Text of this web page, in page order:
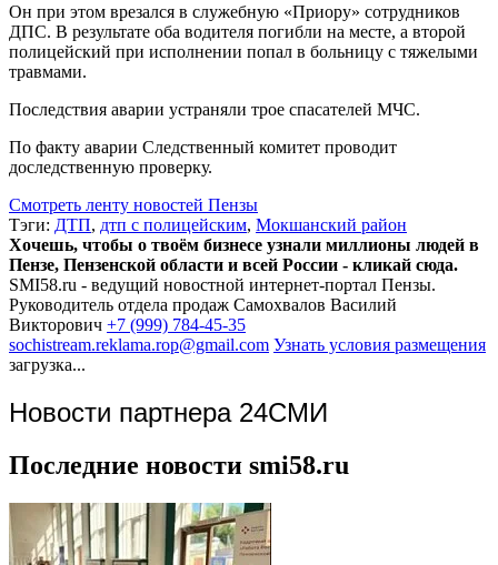
Он при этом врезался в служебную «Приору» сотрудников
ДПС. В результате оба водителя погибли на месте, а второй
полицейский при исполнении попал в больницу с тяжелыми
травмами.
Последствия аварии устраняли трое спасателей МЧС.
По факту аварии Следственный комитет проводит
доследственную проверку.
Смотреть ленту новостей Пензы
Тэги: ДТП, дтп с полицейским, Мокшанский район
Хочешь, чтобы о твоём бизнесе узнали миллионы людей в
Пензе, Пензенской области и всей России - кликай сюда.
SMI58.ru - ведущий новостной интернет-портал Пензы.
Руководитель отдела продаж Самохвалов Василий
Викторович +7 (999) 784-45-35
sochistream.reklama.rop@gmail.com Узнать условия размещения
загрузка...
Новости партнера 24СМИ
Последние новости smi58.ru